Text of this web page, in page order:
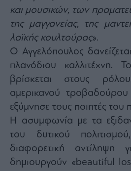
και μουσικών, των
της μαγγανείας, της
λαϊκής κουλτούρας».
Ο Αγγελόπουλος
πλανόδιου καλλιτέχνη.
βρίσκεται στους
αμερικανού τροβαδούρου
εξύμνησε τους ποιητές του
Η ασυμφωνία με τα
του δυτικού
διαφορετική αντίληψη
δημιουργούν «beautiful